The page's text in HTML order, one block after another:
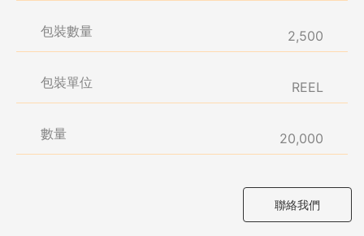
包裝數量 2,500
包裝單位 REEL
數量 20,000
聯絡我們